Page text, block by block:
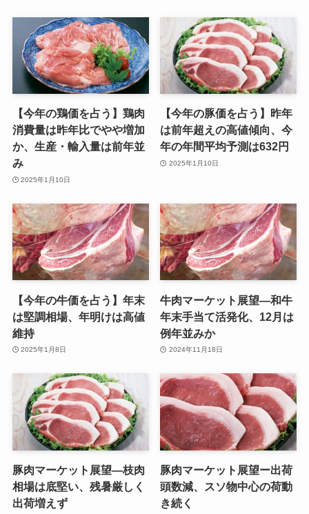
【今年の鶏価を占う】鶏肉
消費量は昨年比でやや増加
か、生産・輸入量は前年並
み
2025年1月10日
【今年の豚価を占う】昨年
は前年超えの高値傾向、今
年の年間平均予測は632円
2025年1月10日
【今年の牛価を占う】年末
は堅調相場、年明けは高値
維持
2025年1月8日
牛肉マーケット展望—和牛
年末手当て活発化、12月は
例年並みか
2024年11月18日
豚肉マーケット展望—枝肉
相場は底堅い、残暑厳しく
出荷増えず
豚肉マーケット展望ー出荷
頭数減、スソ物中心の荷動
き続く